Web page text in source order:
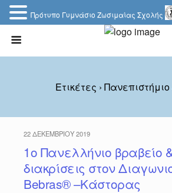
Ετικέτες ›
22 ΔΕΚΕΜΒΡΊΟΥ 2019
1ο Πανελλήνιο βραβείο
διακρίσεις στον
Bebras® –Κάστορας
Πρότυπο Γυμνάσιο Ζωσιμαίας Σχολής